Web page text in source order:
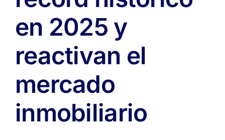
en 2025 y
reactivan el
mercado
inmobiliario